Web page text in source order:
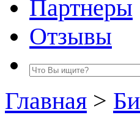
Партнеры
Отзывы
Главная >